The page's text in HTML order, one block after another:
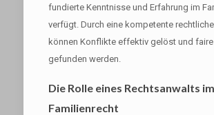
fundierte Kenntnisse und Erfahrung im
verfügt. Durch eine kompetente
können Konflikte effektiv gelöst und
gefunden werden.
Die Rolle eines Rechtsanwalts im
Familienrecht